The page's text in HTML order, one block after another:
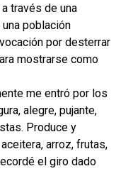
través de una
población
por desterrar
mostrarse como
me entró por los
alegre, pujante,
Produce y
arroz, frutas,
el giro dado